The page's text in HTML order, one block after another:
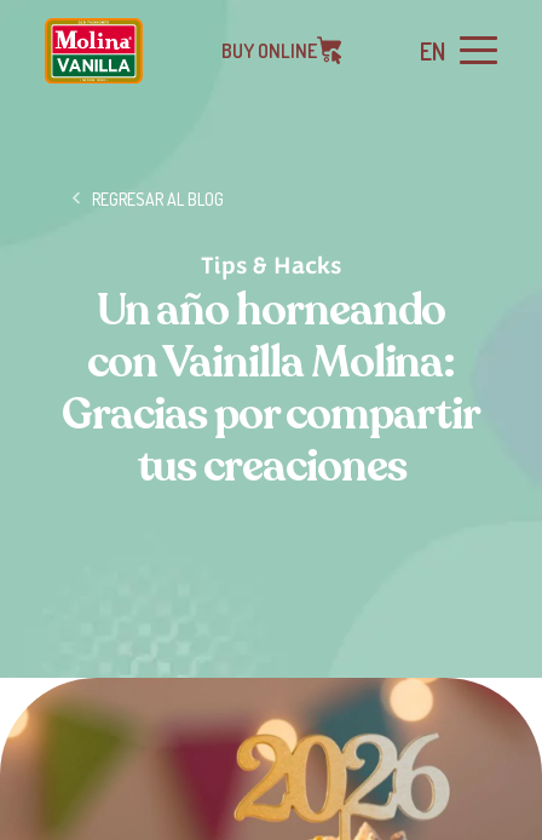
BUY ONLINE EN
REGRESAR AL BLOG
Tips & Hacks
Un año horneando
con Vainilla Molina:
Gracias por compartir
tus creaciones